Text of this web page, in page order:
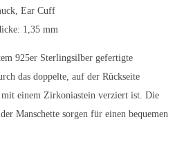
1,35 mm
925er Sterlingsilber gefertigte
das doppelte, auf der Rückseite
mit einem Zirkoniastein verziert ist. Die
Manschette sorgen für einen bequemen